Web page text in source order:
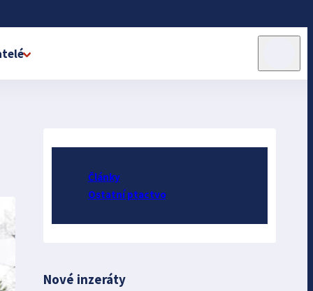
Články
Ostatní ptactvo
Nové inzeráty